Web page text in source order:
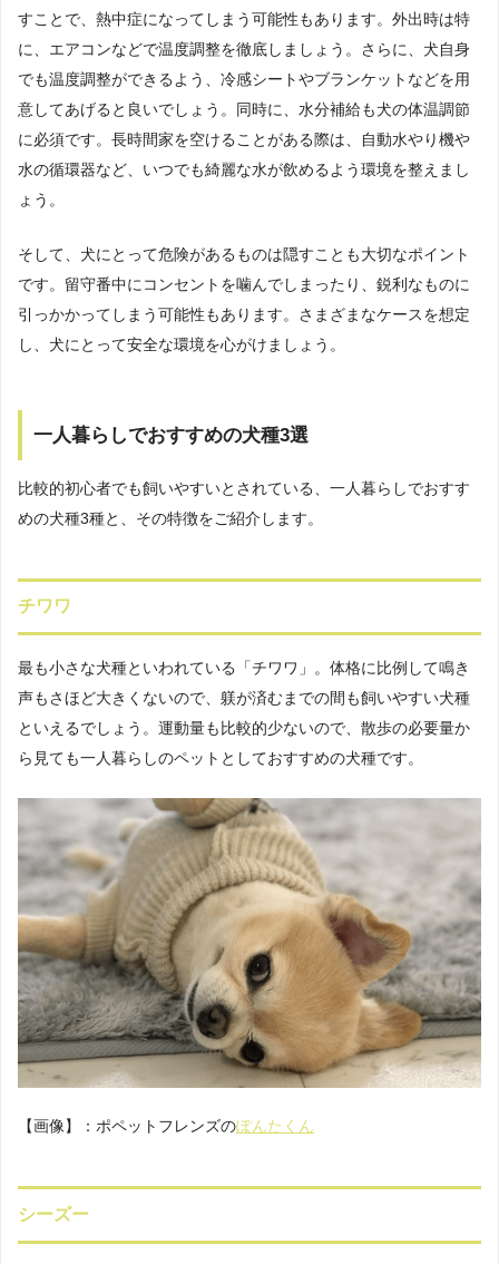
すことで、熱中症になってしまう可能性もあります。外出時は特
に、エアコンなどで温度調整を徹底しましょう。さらに、犬自身
でも温度調整ができるよう、冷感シートやブランケットなどを用
意してあげると良いでしょう。同時に、水分補給も犬の体温調節
に必須です。長時間家を空けることがある際は、自動水やり機や
水の循環器など、いつでも綺麗な水が飲めるよう環境を整えまし
ょう。
そして、犬にとって危険があるものは隠すことも大切なポイント
です。留守番中にコンセントを噛んでしまったり、鋭利なものに
引っかかってしまう可能性もあります。さまざまなケースを想定
し、犬にとって安全な環境を心がけましょう。
一人暮らしでおすすめの犬種3選
比較的初心者でも飼いやすいとされている、一人暮らしでおすす
めの犬種3種と、その特徴をご紹介します。
チワワ
最も小さな犬種といわれている「チワワ」。体格に比例して鳴き
声もさほど大きくないので、躾が済むまでの間も飼いやすい犬種
といえるでしょう。運動量も比較的少ないので、散歩の必要量か
ら見ても一人暮らしのペットとしておすすめの犬種です。
【画像】：ポペットフレンズのぽんたくん
シーズー